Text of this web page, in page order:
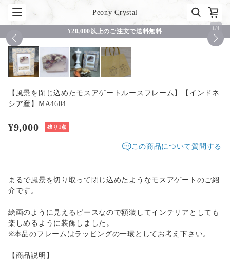
Peony Crystal
¥20,000以上のご注文で送料無料 1 /4
【風景を閉じ込めたモスアゲートルースフレーム】【インドネ
シア産】MA4604
¥9,000 残り1点
この商品について質問する
まるで風景を切り取って閉じ込めたようなモスアゲートのご紹
介です。
絵画のように見えるピースなので額装してインテリアとしても
楽しめるように装飾しました。
※本品のフレームはラッピングの一環としてお考え下さい。
【商品説明】